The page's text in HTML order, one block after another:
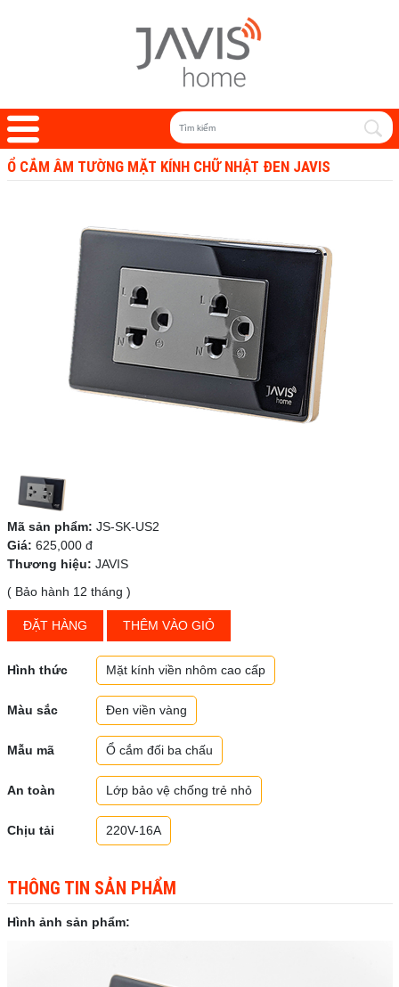
Ổ CẮM ÂM TƯỜNG MẶT KÍNH CHỮ NHẬT ĐEN JAVIS
Mã sản phẩm: JS-SK-US2
Giá: 625,000 đ
Thương hiệu: JAVIS
( Bảo hành 12 tháng )
ĐẶT HÀNG THÊM VÀO GIỎ
Hình thức Mặt kính viền nhôm cao cấp
Màu sắc Đen viền vàng
Mẫu mã Ổ cắm đối ba chấu
An toàn Lớp bảo vệ chống trẻ nhỏ
Chịu tải 220V-16A
THÔNG TIN SẢN PHẨM
Hình ảnh sản phẩm: